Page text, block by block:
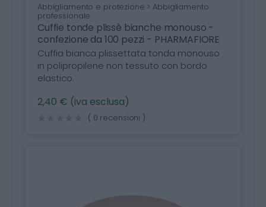
Abbigliamento e protezione > Abbigliamento
professionale
Cuffie tonde plissè bianche monouso -
confezione da 100 pezzi - PHARMAFIORE
Cuffia bianca plissettata tonda monouso
in polipropilene non tessuto con bordo
elastico.
2,40 € (iva esclusa)
( 0 recensioni )